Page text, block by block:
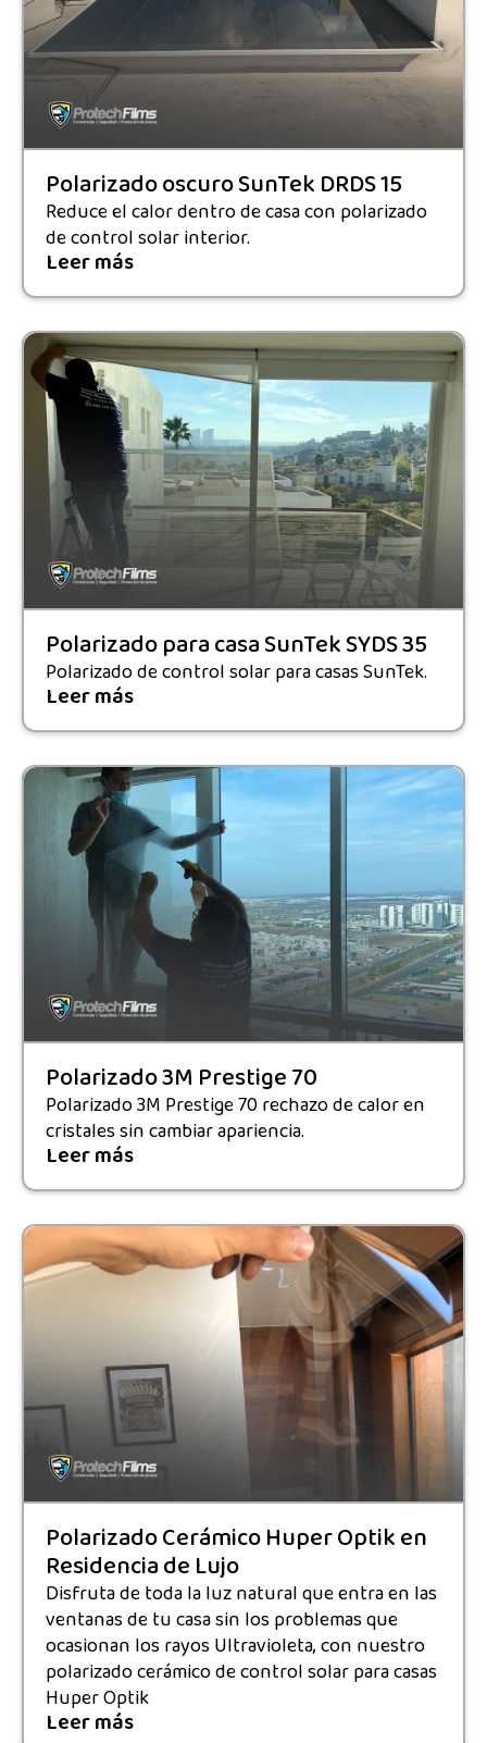
Polarizado oscuro SunTek DRDS 15
Reduce el calor dentro de casa con polarizado
de control solar interior.
Leer más
Polarizado para casa SunTek SYDS 35
Polarizado de control solar para casas SunTek.
Leer más
Polarizado 3M Prestige 70
Polarizado 3M Prestige 70 rechazo de calor en
cristales sin cambiar apariencia.
Leer más
Polarizado Cerámico Huper Optik en
Residencia de Lujo
Disfruta de toda la luz natural que entra en las
ventanas de tu casa sin los problemas que
ocasionan los rayos Ultravioleta, con nuestro
polarizado cerámico de control solar para casas
Huper Optik
Leer más